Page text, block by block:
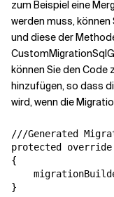
zum Beispiel eine
werden muss,
und diese der
können Sie den Code
hinzufügen, so dass
wird, wenn die
///Generated
protected
{
}